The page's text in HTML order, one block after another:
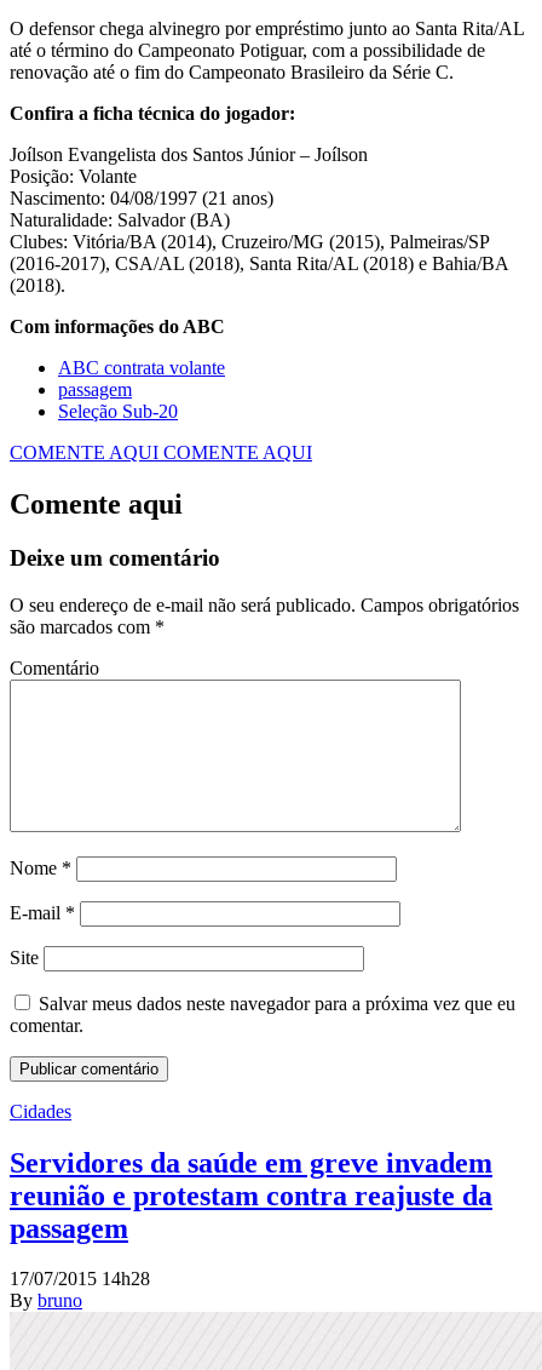
O defensor chega alvinegro por empréstimo junto ao Santa Rita/AL
até o término do Campeonato Potiguar, com a possibilidade de
renovação até o fim do Campeonato Brasileiro da Série C.
Confira a ficha técnica do jogador:
Joílson Evangelista dos Santos Júnior – Joílson
Posição: Volante
Nascimento: 04/08/1997 (21 anos)
Naturalidade: Salvador (BA)
Clubes: Vitória/BA (2014), Cruzeiro/MG (2015), Palmeiras/SP
(2016-2017), CSA/AL (2018), Santa Rita/AL (2018) e Bahia/BA
(2018).
Com informações do ABC
ABC contrata volante
passagem
Seleção Sub-20
COMENTE AQUI COMENTE AQUI
Comente aqui
Deixe um comentário
O seu endereço de e-mail não será publicado. Campos obrigatórios
são marcados com *
Comentário
Nome *
E-mail *
Site
Salvar meus dados neste navegador para a próxima vez que eu
comentar.
Cidades
Servidores da saúde em greve invadem
reunião e protestam contra reajuste da
passagem
17/07/2015 14h28
By bruno